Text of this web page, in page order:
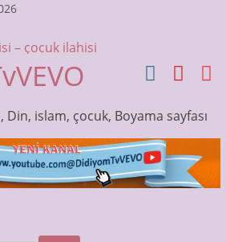
– çocuk ilahisi
için Dua ve Sureler
Bismillah Bismillah – çocuk ilahisi
– Çocuk İlahileri Dinle –
| Çocuk Şarkıları | Bebek
islam, çocuk, Boyama sayfası